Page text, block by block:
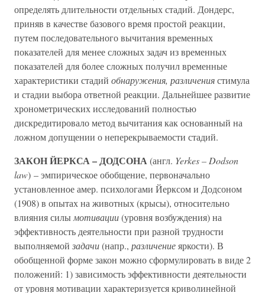
определять длительности отдельных стадий. Дондерс,
приняв в качестве базового время простой реакции,
путем последовательного вычитания временных
показателей для менее сложных задач из временных
показателей для более сложных получил временные
характеристики стадий обнаружения, различениястимула
и стадии выбора ответной реакции. Дальнейшее развитие
хронометрических исследований полностью
дискредитировало метод вычитания как основанный на
ложном допущении о неперекрываемости стадий.
ЗАКОН ЙЕРКСА – ДОДСОНА(англ. Yerkes – Dodson
law) – эмпирическое обобщение, первоначально
установленное амер. психологами Йерксом и Додсоном
(1908) в опытах на животных (крысы), относительно
влияния силы мотивации(уровня возбуждения) на
эффективность деятельности при разной трудности
выполняемой задачи(напр., различениеяркости). В
обобщенной форме закон можно сформулировать в виде 2
положений: 1) зависимость эффективности деятельности
от уровня мотивации характеризуется криволинейной